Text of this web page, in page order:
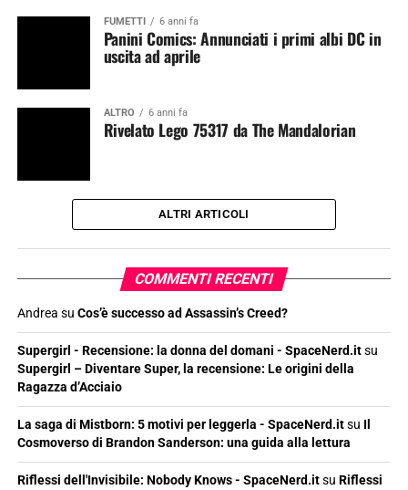
FUMETTI 6 anni fa
Panini Comics: Annunciati i primi albi DC in
uscita ad aprile
ALTRO 6 anni fa
Rivelato Lego 75317 da The Mandalorian
ALTRI ARTICOLI
COMMENTI RECENTI
Andrea su Cos’è successo ad Assassin’s Creed?
Supergirl - Recensione: la donna del domani - SpaceNerd.itsu
Supergirl – Diventare Super, la recensione: Le origini della
Ragazza d’Acciaio
La saga di Mistborn: 5 motivi per leggerla - SpaceNerd.itsu Il
Cosmoverso di Brandon Sanderson: una guida alla lettura
Riflessi dell'Invisibile: Nobody Knows - SpaceNerd.itsu Riflessi